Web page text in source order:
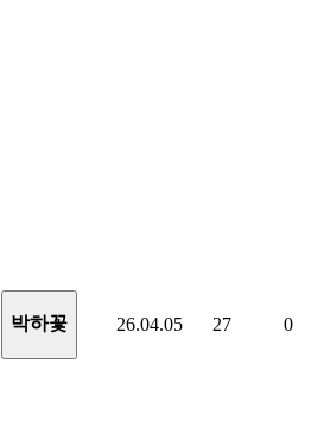
박하꽃 26.04.05 27 0